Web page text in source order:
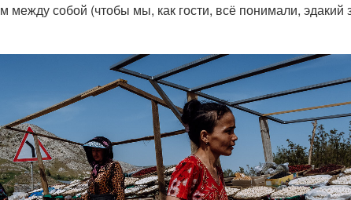
между собой (чтобы мы, как гости, всё понимали, эдакий